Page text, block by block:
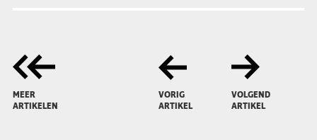
MEER
ARTIKELEN
VORIG
ARTIKEL
VOLGEND
ARTIKEL